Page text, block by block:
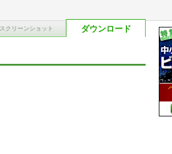
スクリーンショット ダウンロード